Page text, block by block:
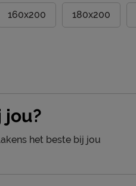
160x200 180x200
jou?
het beste bij jou